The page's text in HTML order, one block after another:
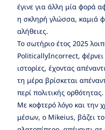
έγινε για άλλη μία φορά
η σκληρή γλώσσα, καμιά
αλήθειες.
Το σωτήριο έτος 2025
PoliticallyIncorrect, φέρνει
ιστορίες, έχοντας
τη μέρα βρίσκεται
περί πολιτικής ορθότητας.
Με κοφτερό λόγο και την
μέσων, ο Mikeius, βάζει